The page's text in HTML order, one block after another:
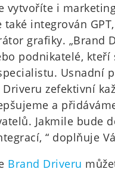
vytvoříte i
integrován
grafiky. „Brand
podnikatelé,
Usnadní
zefektivní
a
Jakmile bude
“ doplňuje
Brand Driveru